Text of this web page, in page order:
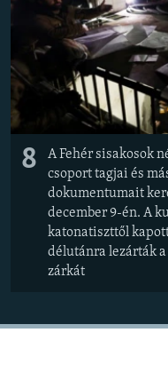
8
A Fehér sisakosok
csoport tagjai és
dokumentumait
december 9-én. A
katonatiszttől
délutánra lezárták
zárkát